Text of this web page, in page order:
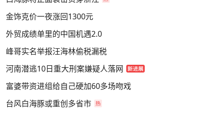
金饰克价一夜涨回1300元
外贸成绩单里的中国机遇2.0
峰哥实名举报汪海林偷税漏税
河南潜逃10日重大刑案嫌疑人落网
富婆带资进组给自己硬加60多场吻戏
台风白海豚或重创多省市